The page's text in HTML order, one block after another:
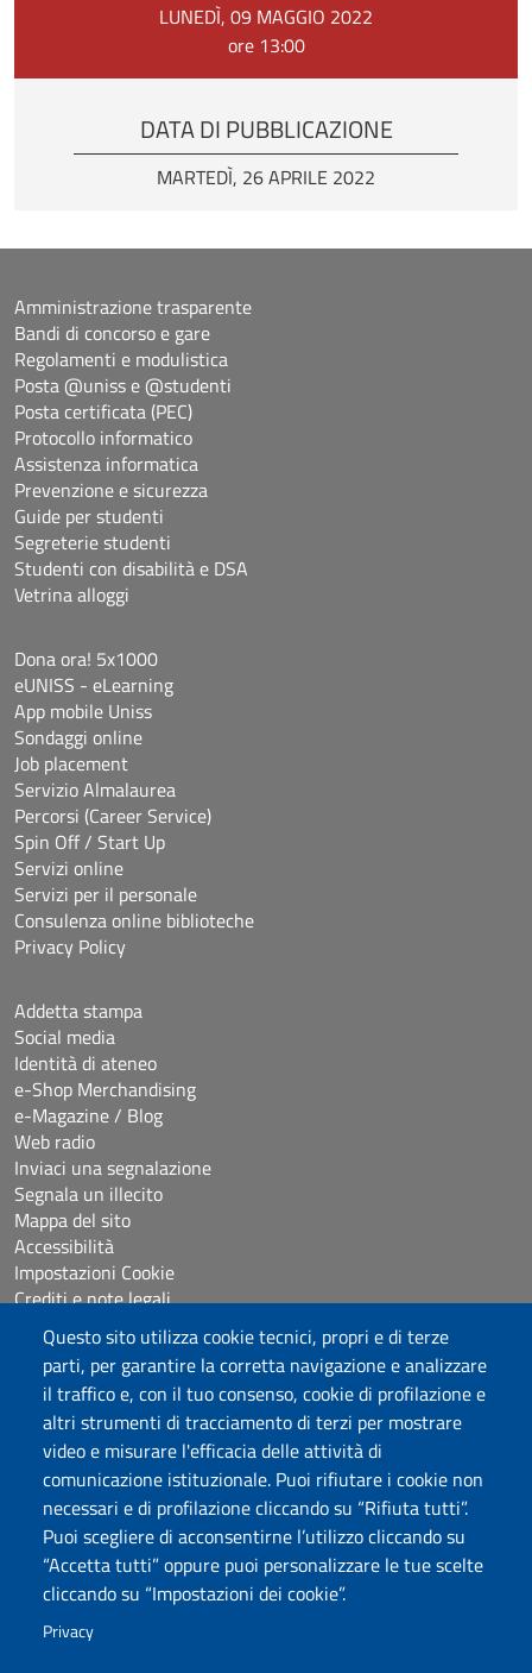
Questo sito utilizza cookie tecnici, propri e di terze
parti, per garantire la corretta navigazione e analizzare
il traffico e, con il tuo consenso, cookie di profilazione e
altri strumenti di tracciamento di terzi per mostrare
video e misurare l'efficacia delle attività di
comunicazione istituzionale. Puoi rifiutare i cookie non
necessari e di profilazione cliccando su “Rifiuta tutti”.
Puoi scegliere di acconsentirne l’utilizzo cliccando su
“Accetta tutti” oppure puoi personalizzare le tue scelte
cliccando su “Impostazioni dei cookie”.
Privacy
LUNEDÌ, 09 MAGGIO 2022
ore 13:00
DATA DI PUBBLICAZIONE
MARTEDÌ, 26 APRILE 2022
Università degli Studi di Sassari
Piazza Università 21, Sassari
Tel.: 800 882994 (Orientamento studenti)
RETTORE:rettore@uniss.it
PEC:protocollo@pec.uniss.it
URP:urp@uniss.it
Amministrazione trasparente
Bandi di concorso e gare
Regolamenti e modulistica
Posta @uniss e @studenti
Posta certificata (PEC)
Protocollo informatico
Assistenza informatica
Prevenzione e sicurezza
Guide per studenti
Segreterie studenti
Studenti con disabilità e DSA
Vetrina alloggi
Dona ora! 5x1000
eUNISS - eLearning
App mobile Uniss
Sondaggi online
Job placement
Servizio Almalaurea
Percorsi (Career Service)
Spin Off / Start Up
Servizi online
Servizi per il personale
Consulenza online biblioteche
Privacy Policy
Addetta stampa
Social media
Identità di ateneo
e-Shop Merchandising
e-Magazine / Blog
Web radio
Inviaci una segnalazione
Segnala un illecito
Mappa del sito
Accessibilità
Impostazioni Cookie
Crediti e note legali
Seguici su
Chatta con noi